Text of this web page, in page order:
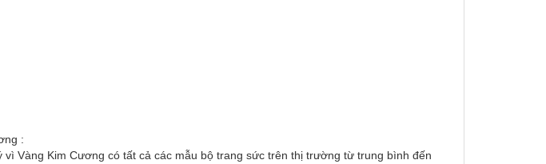
:
Vàng Kim Cương có tất cả các mẫu bộ trang sức trên thị trường từ trung bình đến